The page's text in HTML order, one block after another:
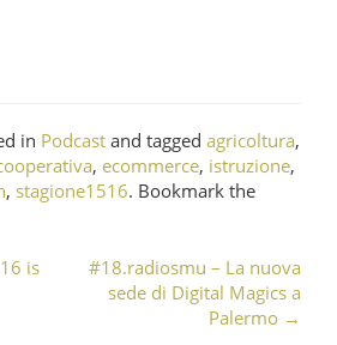
in Podcast and tagged agricoltura,
, ecommerce, istruzione,
, stagione1516. Bookmark the
is
#18.radiosmu – La nuova
sede di Digital Magics a
Palermo →